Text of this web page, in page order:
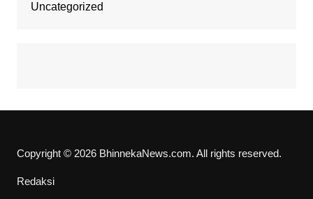
Uncategorized
Copyright © 2026 BhinnekaNews.com. All rights reserved.
Redaksi